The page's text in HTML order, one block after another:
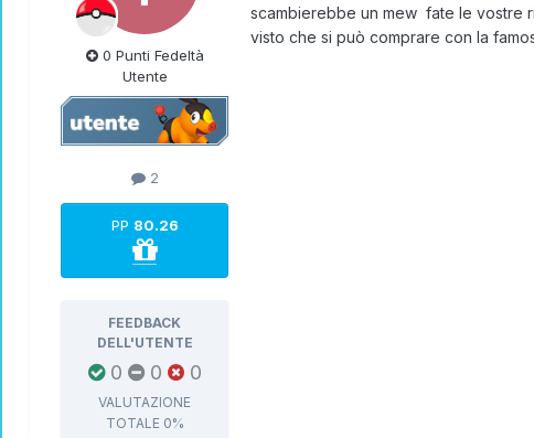
0 Punti Fedeltà
Utente
2
PP 80.26
FEEDBACK
DELL'UTENTE
0 0 0
VALUTAZIONE
TOTALE 0%
scambierebbe un mew fate le vostre
visto che si può comprare con la